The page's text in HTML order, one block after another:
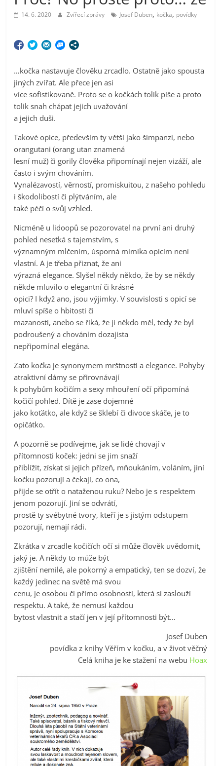
14. 6. 2020 Zvířecí zprávy Josef Duben, kočka, povídky
…kočka nastavuje člověku zrcadlo. Ostatně jako spousta
jiných zvířat. Ale přece jen asi
více sofistikovaně. Proto se o kočkách tolik píše a proto
tolik snah chápat jejich uvažování
a jejich duši.
Takové opice, především ty větší jako šimpanzi, nebo
orangutani (orang utan znamená
lesní muž) či gorily člověka připomínají nejen vizáží, ale
často i svým chováním.
Vynalézavostí, věrností, promiskuitou, z našeho pohledu
i škodolibostí či plýtváním, ale
také péčí o svůj vzhled.
Nicméně u lidoopů se pozorovatel na první ani druhý
pohled nesetká s tajemstvím, s
významným mlčením, úsporná mimika opicím není
vlastní. A je třeba přiznat, že ani
výrazná elegance. Slyšel někdy někdo, že by se někdy
někde mluvilo o elegantní či krásné
opici? I když ano, jsou výjimky. V souvislosti s opicí se
mluví spíše o hbitosti či
mazanosti, anebo se říká, že ji někdo měl, tedy že byl
podroušený a chováním dozajista
nepřipomínal elegána.
Zato kočka je synonymem mrštnosti a elegance. Pohyby
atraktivní dámy se přirovnávají
k pohybům kočičím a sexy mhouření očí připomíná
kočičí pohled. Dítě je zase dojemné
jako koťátko, ale když se šklebí či divoce skáče, je to
opičátko.
A pozorně se podívejme, jak se lidé chovají v
přítomnosti koček: jedni se jim snaží
přiblížit, získat si jejich přízeň, mňoukáním, voláním, jiní
kočku pozorují a čekají, co ona,
přijde se otřít o nataženou ruku? Nebo je s respektem
jenom pozorují. Jiní se odvrátí,
prostě ty svébytné tvory, kteří je s jistým odstupem
pozorují, nemají rádi.
Zkrátka v zrcadle kočičích očí si může člověk uvědomit,
jaký je. A někdy to může být
zjištění nemilé, ale pokorný a empatický, ten se dozví, že
každý jedinec na světě má svou
cenu, je osobou či přímo osobností, která si zaslouží
respektu. A také, že nemusí každou
bytost vlastnit a stačí jen v její přítomnosti být…
Josef Duben
povídka z knihy Věřím v kočku, a v život věčný
Celá kniha je ke stažení na webu Hoax